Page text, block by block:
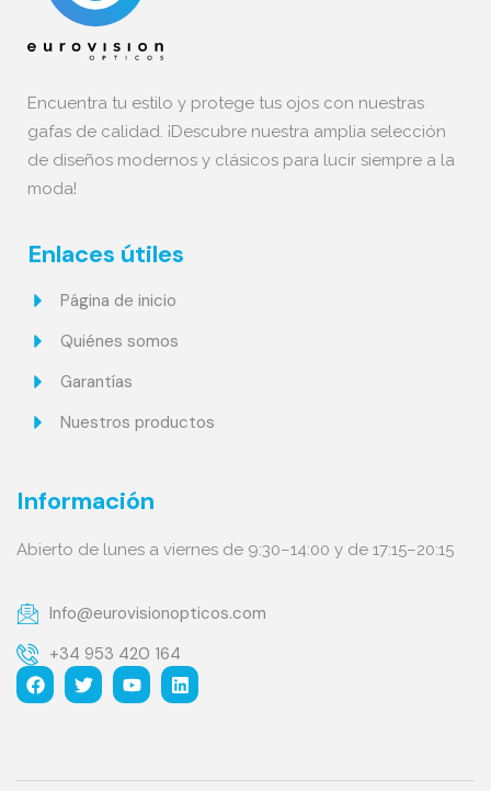
Encuentra tu estilo y protege tus ojos con nuestras
gafas de calidad. ¡Descubre nuestra amplia selección
de diseños modernos y clásicos para lucir siempre a la
moda!
Enlaces útiles
Página de inicio
Quiénes somos
Garantías
Nuestros productos
Información
Abierto de lunes a viernes de 9:30–14:00 y de 17:15–20:15
Info@eurovisionopticos.com
+34 953 420 164